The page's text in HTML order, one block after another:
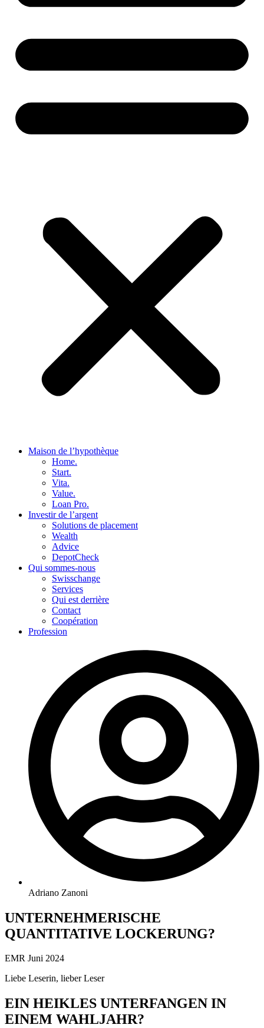
Maison de l’hypothèque
Home.
Start.
Vita.
Value.
Loan Pro.
Investir de l’argent
Solutions de placement
Wealth
Advice
DepotCheck
Qui sommes-nous
Swisschange
Services
Qui est derrière
Contact
Coopération
Profession
Adriano Zanoni
UNTERNEHMERISCHE
QUANTITATIVE LOCKERUNG?
EMR Juni 2024
Liebe Leserin, lieber Leser
EIN HEIKLES UNTERFANGEN IN
EINEM WAHLJAHR?